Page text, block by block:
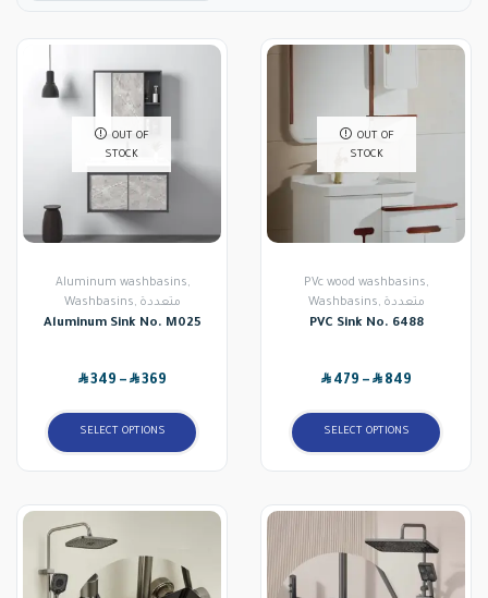
OUT OF
STOCK
Aluminum washbasins,
Washbasins, متعددة
Aluminum Sink No. M025
SAR349 – SAR369
SELECT OPTIONS
OUT OF
STOCK
PVc wood washbasins,
Washbasins, متعددة
PVC Sink No. 6488
SAR479 – SAR849
SELECT OPTIONS